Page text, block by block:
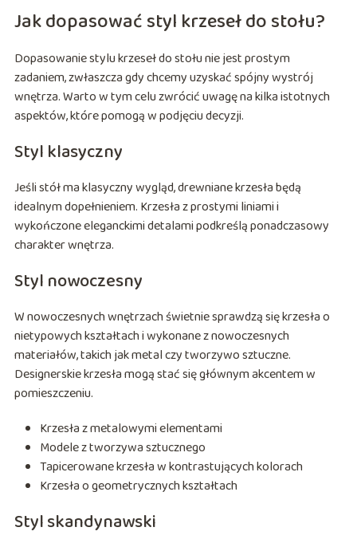
Jak dopasować styl krzeseł do stołu?
Dopasowanie stylu krzeseł do stołu nie jest prostym
zadaniem, zwłaszcza gdy chcemy uzyskać spójny wystrój
wnętrza. Warto w tym celu zwrócić uwagę na kilka istotnych
aspektów, które pomogą w podjęciu decyzji.
Styl klasyczny
Jeśli stół ma klasyczny wygląd, drewniane krzesła będą
idealnym dopełnieniem. Krzesła z prostymi liniami i
wykończone eleganckimi detalami podkreślą ponadczasowy
charakter wnętrza.
Styl nowoczesny
W nowoczesnych wnętrzach świetnie sprawdzą się krzesła o
nietypowych kształtach i wykonane z nowoczesnych
materiałów, takich jak metal czy tworzywo sztuczne.
Designerskie krzesła mogą stać się głównym akcentem w
pomieszczeniu.
Krzesła z metalowymi elementami
Modele z tworzywa sztucznego
Tapicerowane krzesła w kontrastujących kolorach
Krzesła o geometrycznych kształtach
Styl skandynawski